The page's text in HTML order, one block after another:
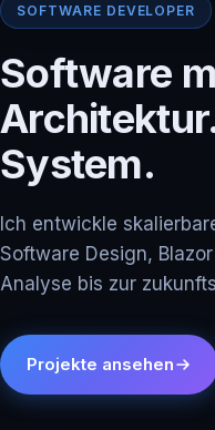
SOFTWARE DEVELOPER
Software
System.
Ich entwickle
Software Design,
Analyse bis zur
Projekte ansehen